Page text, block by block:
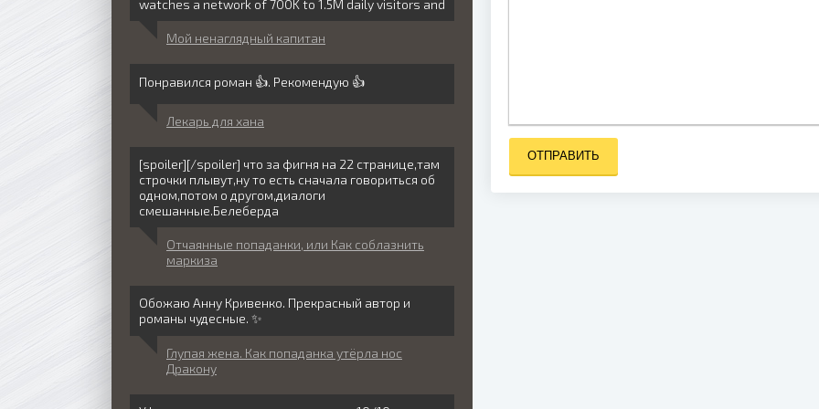
ОТПРАВИТЬ
watches a network of 700K to 1.5M daily visitors and
Мой ненаглядный капитан
Понравился роман 👍. Рекомендую 👍
Лекарь для хана
[spoiler][/spoiler] что за фигня на 22 странице,там
строчки плывут,ну то есть сначала говориться об
одном,потом о другом,диалоги
смешанные.Белеберда
Отчаянные попаданки, или Как соблазнить
маркиза
Обожаю Анну Кривенко. Прекрасный автор и
романы чудесные. ✨
Глупая жена. Как попаданка утёрла нос
Дракону